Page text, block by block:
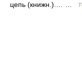
цепь (книжн.).… …